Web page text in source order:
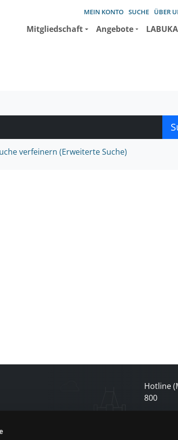
MEIN KONTO SUCHE ÜBER
Mitgliedschaft Angebote LABUKA
verfeinern (Erweiterte Suche)
Hotline
800